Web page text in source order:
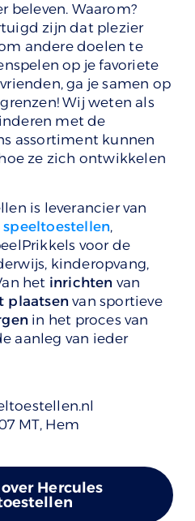
beleven. Waarom?
zijn dat plezier
andere doelen te
op je favoriete
ga je samen op
Wij weten als
met de
assortiment kunnen
ze zich ontwikkelen
is leverancier van
,
voor de
kinderopvang,
het inrichten van
plaatsenvan sportieve
in het proces van
aanleg van ieder
MT, Hem
Hercules